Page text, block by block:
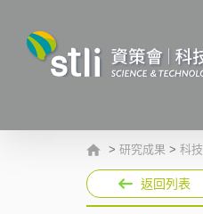
> 研究成果 > 科
返回列表